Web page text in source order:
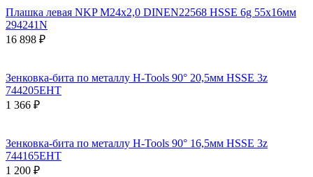
Плашка левая NKP М24х2,0 DINEN22568 HSSE 6g 55х16мм
294241N
16 898 ₽
Зенковка-бита по металлу H-Tools 90° 20,5мм HSSE 3z
744205EHT
1 366 ₽
Зенковка-бита по металлу H-Tools 90° 16,5мм HSSE 3z
744165EHT
1 200 ₽